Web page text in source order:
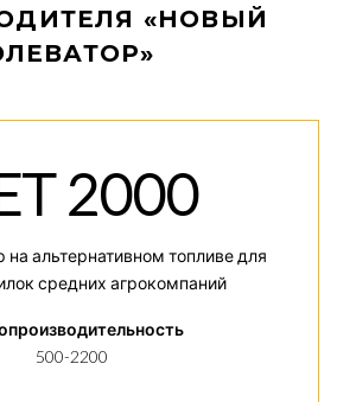
«НОВЫЙ
2000
на альтернативном топливе для
средних агрокомпаний
500-2200